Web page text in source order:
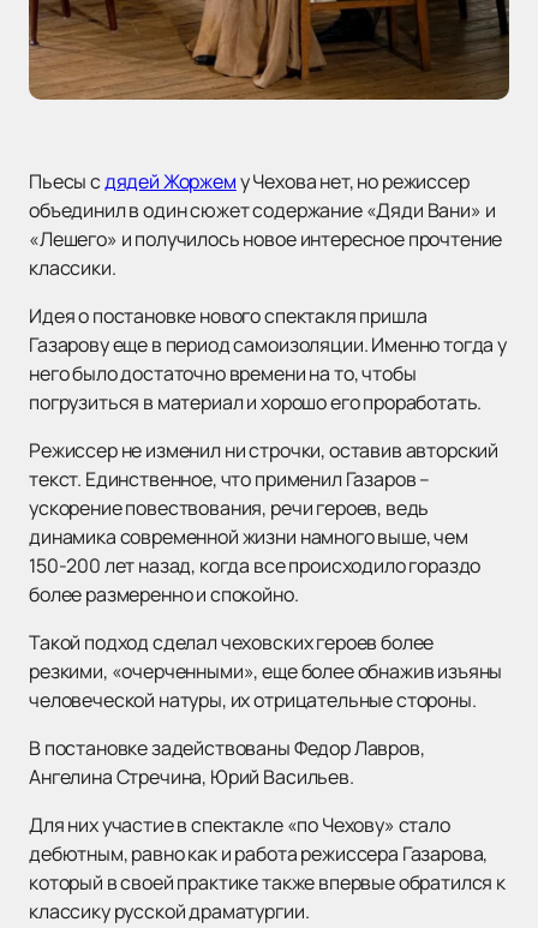
Пьесы сдядей Жоржему Чехова нет, но режиссер
объединил в один сюжет содержание «Дяди Вани» и
«Лешего» и получилось новое интересное прочтение
классики.
Идея о постановке нового спектакля пришла
Газарову еще в период самоизоляции. Именно тогда у
него было достаточно времени на то, чтобы
погрузиться в материал и хорошо его проработать.
Режиссер не изменил ни строчки, оставив авторский
текст. Единственное, что применил Газаров –
ускорение повествования, речи героев, ведь
динамика современной жизни намного выше, чем
150-200 лет назад, когда все происходило гораздо
более размеренно и спокойно.
Такой подход сделал чеховских героев более
резкими, «очерченными», еще более обнажив изъяны
человеческой натуры, их отрицательные стороны.
В постановке задействованы Федор Лавров,
Ангелина Стречина, Юрий Васильев.
Для них участие в спектакле «по Чехову» стало
дебютным, равно как и работа режиссера Газарова,
который в своей практике также впервые обратился к
классику русской драматургии.